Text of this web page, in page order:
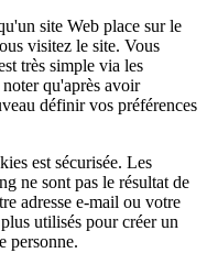
site Web place sur le
visitez le site. Vous
très simple via les
qu'après avoir
définir vos préférences
est sécurisée. Les
ne sont pas le résultat de
adresse e-mail ou votre
utilisés pour créer un
personne.